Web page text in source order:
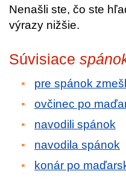
Nenašli ste, čo ste
výrazy nižšie.
Súvisiace
pre spánok
ovčinec po
navodili spánok
navodila spánok
konár po